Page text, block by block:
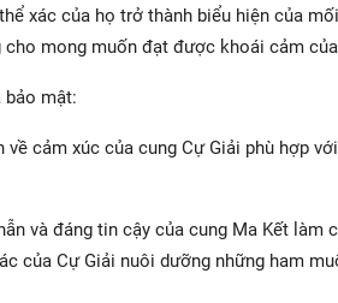
xác của họ trở thành biểu hiện của
cho mong muốn đạt được khoái cảm
bảo mật:
về cảm xúc của cung Cự Giải phù hợp
và đáng tin cậy của cung Ma Kết
của Cự Giải nuôi dưỡng những ham